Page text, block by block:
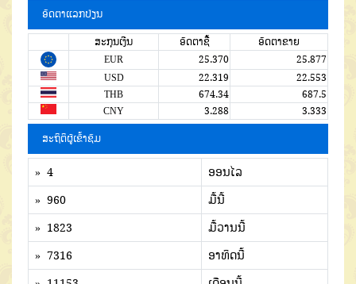
ອັດຕາແລກປ່ຽນ
ສະກຸນເງີນ ອັດຕາຊື້
ອັດຕາຂາຍ
EUR
25.370
25.877
USD
22.319
22.553
THB
674.34
687.5
CNY
3.288 3.333
ສະຖິຕິຜູ້ເຂົ້າຊົມ
» 4
ອອນໄລ
» 960
ມື້ນີ້
» 1823
ມື້ວານນີ້
» 7316
ອາທິດນີ້